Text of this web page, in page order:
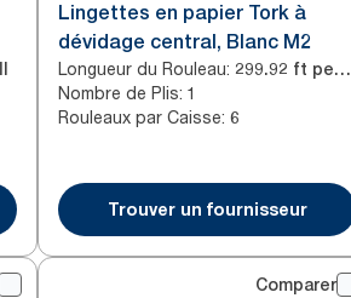
Lingettes en papier Tork à
dévidage central, Blanc M2
Longueur du Rouleau: 299.92 ft per roll
Nombre de Plis: 1
Rouleaux par Caisse: 6
Trouver un fournisseur
Comparer